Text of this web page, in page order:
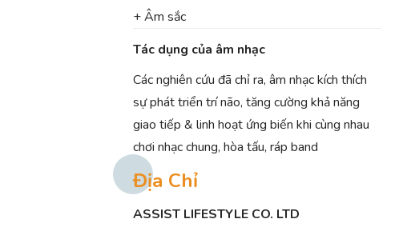
+ Âm sắc
Tác dụng của âm nhạc
Các nghiên cứu đã chỉ ra, âm nhạc kích thích
sự phát triển trí não, tăng cường khả năng
giao tiếp & linh hoạt ứng biến khi cùng nhau
chơi nhạc chung, hòa tấu, ráp band
Địa Chỉ
ASSIST LIFESTYLE CO. LTD